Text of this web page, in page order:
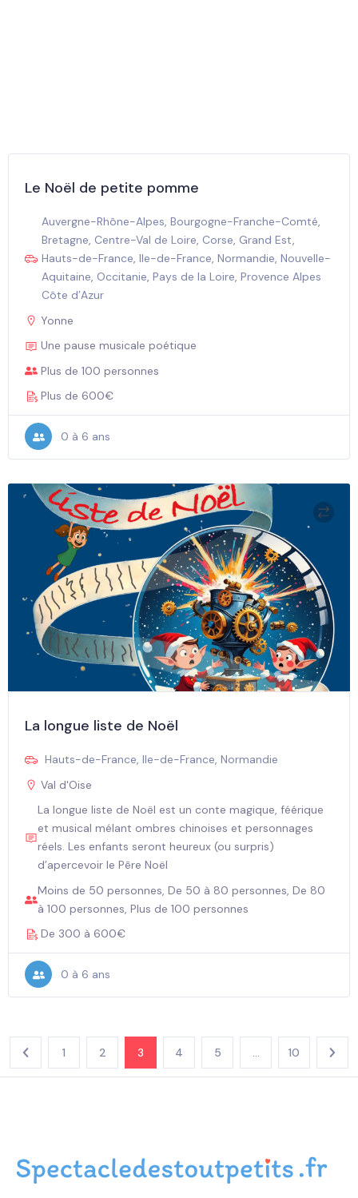
Le Noël de petite pomme
Auvergne-Rhône-Alpes, Bourgogne-Franche-Comté,
Bretagne, Centre-Val de Loire, Corse, Grand Est,
Hauts-de-France, Ile-de-France, Normandie, Nouvelle-
Aquitaine, Occitanie, Pays de la Loire, Provence Alpes
Côte d’Azur
Yonne
Une pause musicale poétique
Plus de 100 personnes
Plus de 600€
0 à 6 ans
La longue liste de Noël
Hauts-de-France, Ile-de-France, Normandie
Val d'Oise
La longue liste de Noël est un conte magique, féérique
et musical mélant ombres chinoises et personnages
réels. Les enfants seront heureux (ou surpris)
d’apercevoir le Pêre Noël
Moins de 50 personnes, De 50 à 80 personnes, De 80
à 100 personnes, Plus de 100 personnes
De 300 à 600€
0 à 6 ans
1 2 3 4 5 10